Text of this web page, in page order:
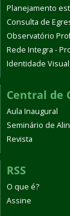
Planejamento
Consulta de
Observatório
Rede Integra -
Identidade Visual
Central de
Aula Inaugural
Seminário de
Revista
RSS
O que é?
Assine